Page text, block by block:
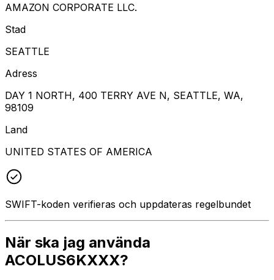
AMAZON CORPORATE LLC.
Stad
SEATTLE
Adress
DAY 1 NORTH, 400 TERRY AVE N, SEATTLE, WA,
98109
Land
UNITED STATES OF AMERICA
SWIFT-koden verifieras och uppdateras regelbundet
När ska jag använda
ACOLUS6KXXX?